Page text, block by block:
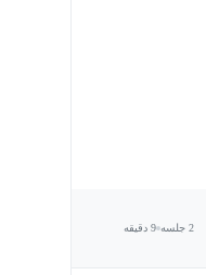
2 جلسه 9 دقیقه